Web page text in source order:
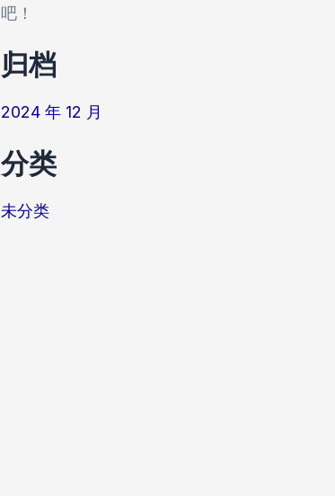
吧！
归档
2024 年 12 月
分类
未分类